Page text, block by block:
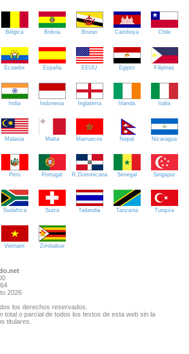
Bélgica Bolivia Brunei Camboya Chile
Ecuador España EEUU Egipto Filipinas
India Indonesia Inglaterra Irlanda Italia
Malasia Malta Marruecos Nepal Nicaragua
Perú Portugal R.Dominicana Senegal Singapur
Sudáfrica Suiza Tailandia Tanzania Turquía
Vietnam Zimbabue
2026
los derechos reservados.
total o parcial de todos los textos de esta web sin la
titulares.